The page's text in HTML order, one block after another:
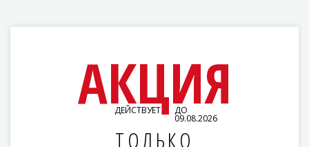
АКЦИЯ
ДЕЙСТВУЕТ ДО
09.08.2026
ТОЛЬКО